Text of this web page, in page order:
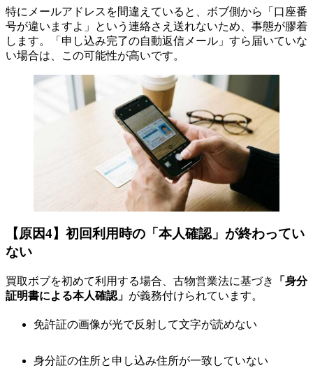
特にメールアドレスを間違えていると、ボブ側から「口座番
号が違いますよ」という連絡さえ送れないため、事態が膠着
します。「申し込み完了の自動返信メール」すら届いていな
い場合は、この可能性が高いです。
【原因4】初回利用時の「本人確認」が終わってい
ない
買取ボブを初めて利用する場合、古物営業法に基づき
「身分
証明書による本人確認」 が義務付けられています。
免許証の画像が光で反射して文字が読めない
身分証の住所と申し込み住所が一致していない